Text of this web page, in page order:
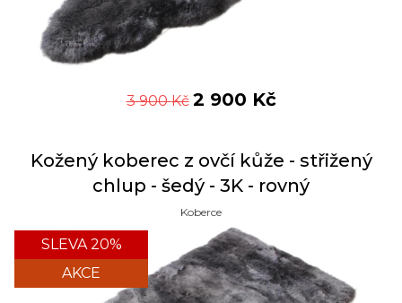
3 900Kč 2 900 Kč
Kožený koberec z ovčí kůže - střižený
chlup - šedý - 3K - rovný
Koberce
SLEVA 20%
AKCE